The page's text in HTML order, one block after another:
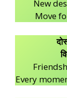
New
Move
Every